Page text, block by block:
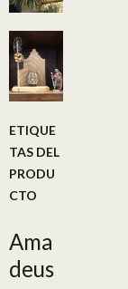
ETIQUE
TAS DEL
PRODU
CTO
Ama
deus